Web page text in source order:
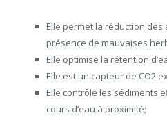
Elle permet la réduction
présence de mauvaises
Elle optimise la rétention
Elle est un capteur de CO2
Elle contrôle les sédiments
cours d’eau à proximité;